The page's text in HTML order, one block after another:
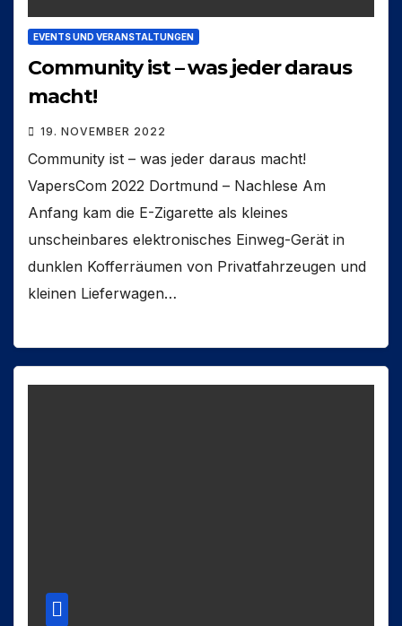
EVENTS UND VERANSTALTUNGEN
Community ist – was jeder daraus
macht!
19. NOVEMBER 2022
Community ist – was jeder daraus macht!
VapersCom 2022 Dortmund – Nachlese Am
Anfang kam die E-Zigarette als kleines
unscheinbares elektronisches Einweg-Gerät in
dunklen Kofferräumen von Privatfahrzeugen und
kleinen Lieferwagen…